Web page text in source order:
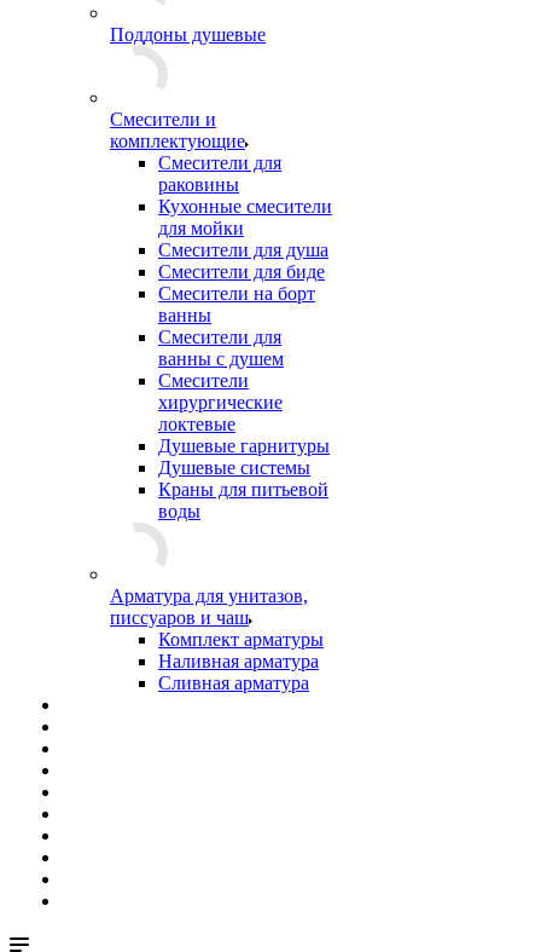
Поддоны душевые
Смесители и
комплектующие
Смесители для
раковины
Кухонные смесители
для мойки
Смесители для душа
Смесители для биде
Смесители на борт
ванны
Смесители для
ванны с душем
Смесители
хирургические
локтевые
Душевые гарнитуры
Душевые системы
Краны для питьевой
воды
Арматура для унитазов,
писсуаров и чаш
Комплект арматуры
Наливная арматура
Сливная арматура